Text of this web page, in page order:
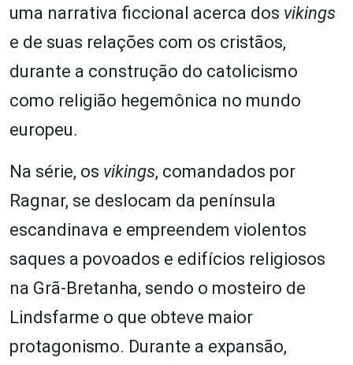
uma narrativa ficcional acerca dos vikings
e de suas relações com os cristãos,
durante a construção do catolicismo
como religião hegemônica no mundo
europeu.
Na série, os vikings, comandados por
Ragnar, se deslocam da península
escandinava e empreendem violentos
saques a povoados e edifícios religiosos
na Grã-Bretanha, sendo o mosteiro de
Lindsfarme o que obteve maior
protagonismo. Durante a expansão,